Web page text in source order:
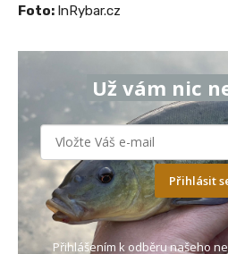
Foto: InRybar.cz
Už vám nic
Přihlásit
Přihlášením k odběru našeho